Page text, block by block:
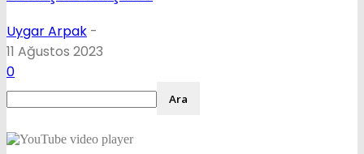
Uygar Arpak -
11 Ağustos 2023
0